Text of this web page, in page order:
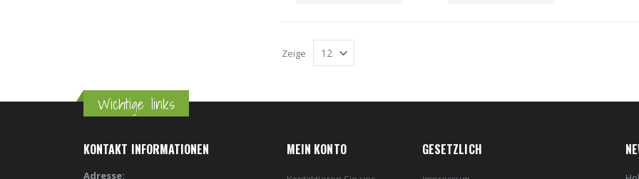
Zeige
Wichtige links
KONTAKT INFORMATIONEN
Adresse:
MEIN KONTO GESETZLICH